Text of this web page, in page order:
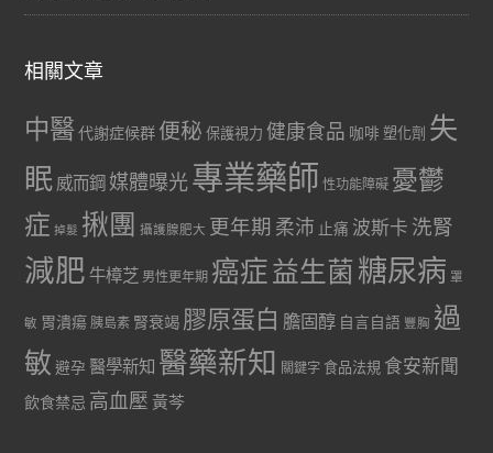
相關文章
中醫代謝症候群 便秘 保護視力 健康食品 咖啡 塑化劑 失
眠 威而鋼 媒體曝光專業藥師 性功能障礙 憂鬱
症 掉髮 揪團 攝護腺肥大 更年期 柔沛 止痛 波斯卡 洗腎
減肥 牛樟芝 男性更年期 癌症益生菌 糖尿病 罩
敏 胃潰瘍 胰島素 腎衰竭 膠原蛋白 膽固醇 自言自語 豐胸 過
敏 避孕 醫學新知 醫藥新知 關鍵字 食品法規 食安新聞
飲食禁忌 高血壓 黃芩